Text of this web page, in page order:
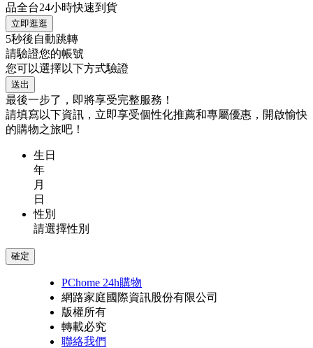
品全台24小時快速到貨
立即逛逛
5秒後自動跳轉
請驗證您的帳號
您可以選擇以下方式驗證
送出
最後一步了，即將享受完整服務！
請填寫以下資訊，立即享受個性化推薦和專屬優惠，開啟愉快
的購物之旅吧！
生日
年
月
日
性別
請選擇性別
確定
PChome 24h購物
網路家庭國際資訊股份有限公司
版權所有
轉載必究
聯絡我們